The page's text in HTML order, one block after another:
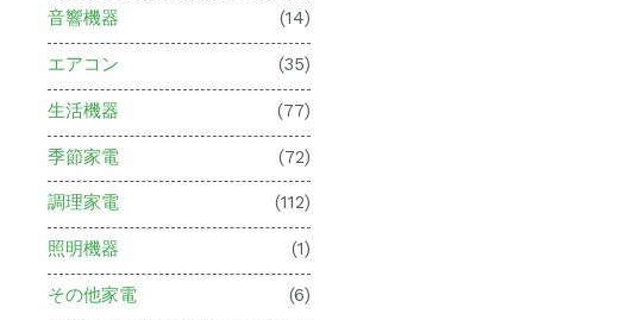
音響機器 (14)
エアコン (35)
生活機器 (77)
季節家電 (72)
調理家電 (112)
照明機器 (1)
その他家電 (6)